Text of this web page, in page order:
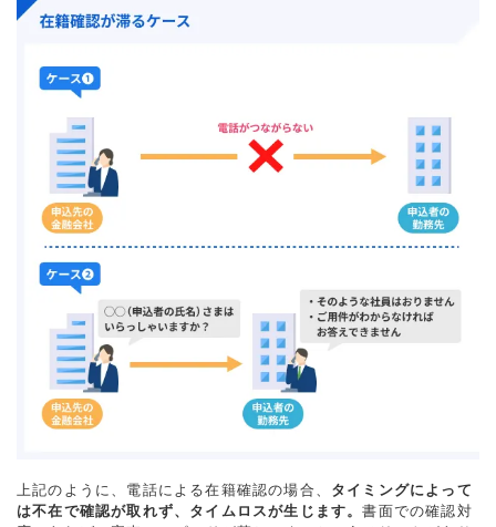
重視した点
上記のように、電話による在籍確認の場合、 タイミングによって
は不在で確認が取れず、タイムロスが生じます。書面での確認対